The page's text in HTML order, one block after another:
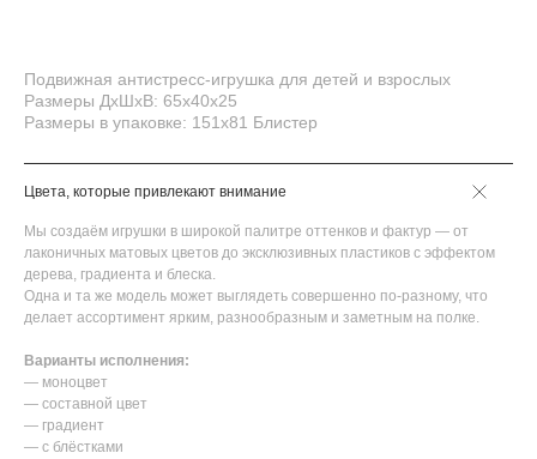
Подвижная антистресс-игрушка для детей и взрослых
Размеры ДхШхВ: 65х40х25
Размеры в упаковке: 151х81 Блистер
Цвета, которые привлекают внимание
Мы создаём игрушки в широкой палитре оттенков и фактур — от
лаконичных матовых цветов до эксклюзивных пластиков с эффектом
дерева, градиента и блеска.
Одна и та же модель может выглядеть совершенно по-разному, что
делает ассортимент ярким, разнообразным и заметным на полке.
Варианты исполнения:
— моноцвет
— составной цвет
— градиент
— с блёстками